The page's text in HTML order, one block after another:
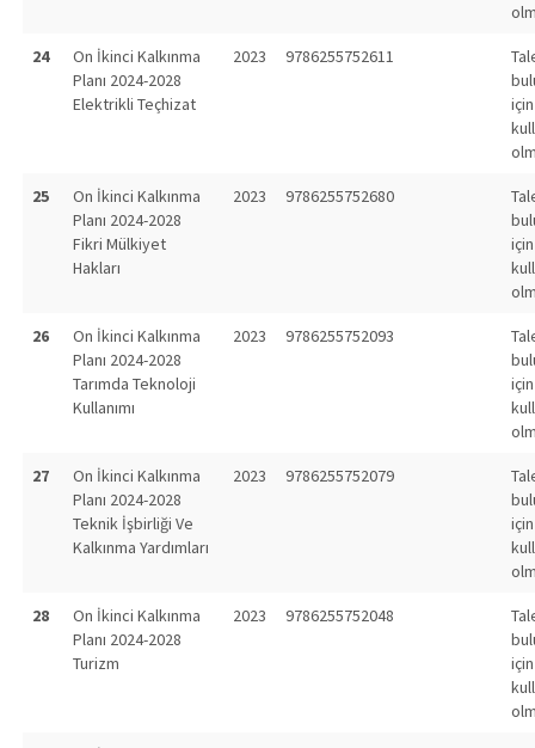
24
On İkinci Kalkınma
Planı 2024-2028
Elektrikli Teçhizat
2023 9786255752611
25
On İkinci Kalkınma
Planı 2024-2028
Fikri Mülkiyet
Hakları
2023 9786255752680
26
On İkinci Kalkınma
Planı 2024-2028
Tarımda Teknoloji
Kullanımı
2023 9786255752093
27
On İkinci Kalkınma
Planı 2024-2028
Teknik İşbirliği Ve
Kalkınma Yardımları
2023 9786255752079
28
On İkinci Kalkınma
Planı 2024-2028
Turizm
2023 9786255752048